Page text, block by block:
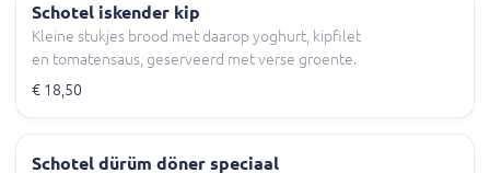
Schotel iskender kip
Kleine stukjes brood met daarop yoghurt, kipfilet
en tomatensaus, geserveerd met verse groente.
€ 18,50
Schotel dürüm döner speciaal